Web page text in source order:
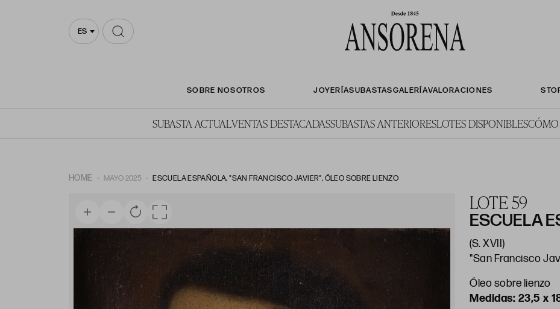
ES
SOBRE NOSOTROS JOYERÍASUBASTASGALERÍAVALORACIONES
SUBASTA ACTUALVENTAS DESTACADASSUBASTAS ANTERIORESLOTES DISPONIBLES
HOME MAYO 2025 ESCUELA ESPAÑOLA, "SAN FRANCISCO JAVIER", ÓLEO SOBRE LIENZO
LOTE 59
ESCUELA
(S. XVII)
"San Francisco
Óleo sobre lienzo
23,5 x